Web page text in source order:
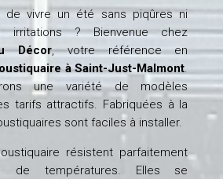
de vivre un été sans piqûres ni
irritations ? Bienvenue chez
Décor, votre référence en
à Saint-Just-Malmont.
une variété de modèles
tarifs attractifs. Fabriquées à la
sont faciles à installer.
résistent parfaitement
de températures. Elles se